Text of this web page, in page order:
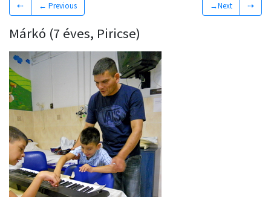
⇠ ← Previous →Next ⇢
Márkó (7 éves, Piricse)